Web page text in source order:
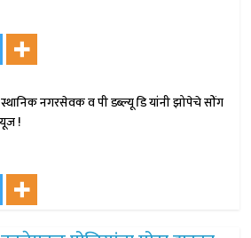
नगरसेवक व पी डब्ल्यू डि यांनी झोपेचे सोंग
!